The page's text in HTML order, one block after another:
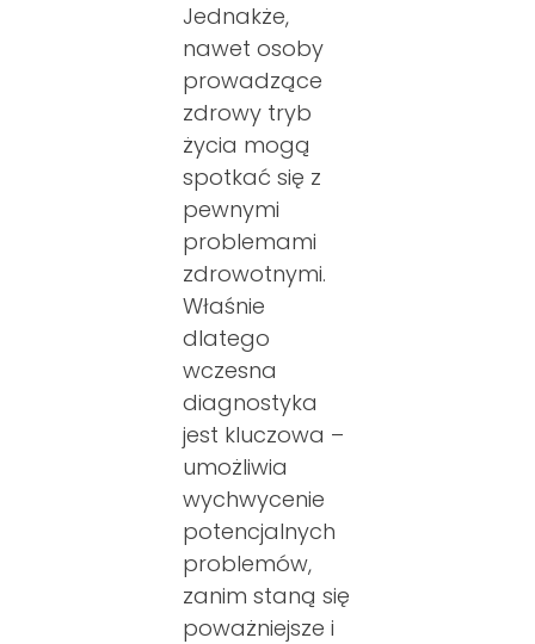
Jednakże,
nawet osoby
prowadzące
zdrowy tryb
życia mogą
spotkać się z
pewnymi
problemami
zdrowotnymi.
Właśnie
dlatego
wczesna
diagnostyka
jest kluczowa –
umożliwia
wychwycenie
potencjalnych
problemów,
zanim staną się
poważniejsze i